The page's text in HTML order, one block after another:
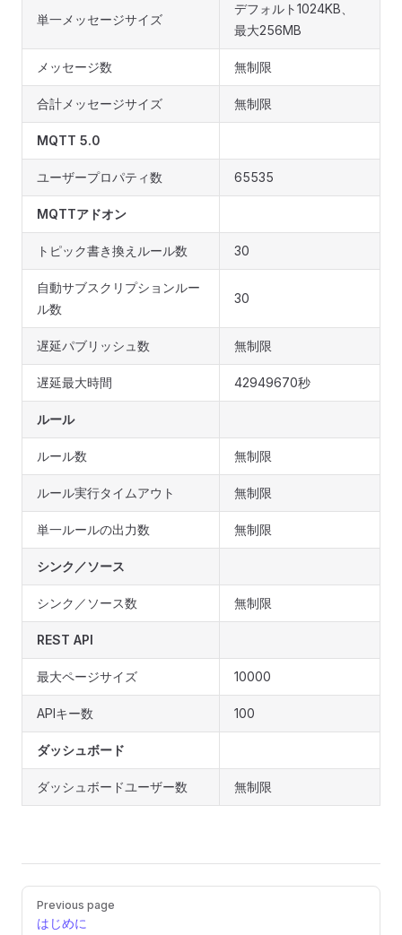
単一メッセージサイズ
デフォルト1024KB、
最大256MB
メッセージ数 無制限
合計メッセージサイズ 無制限
MQTT 5.0
ユーザープロパティ数 65535
MQTTアドオン
トピック書き換えルール数 30
自動サブスクリプションルー
ル数
30
遅延パブリッシュ数 無制限
遅延最大時間 42949670秒
ルール
ルール数 無制限
ルール実行タイムアウト 無制限
単一ルールの出力数 無制限
シンク／ソース
シンク／ソース数 無制限
REST API
最大ページサイズ 10000
APIキー数 100
ダッシュボード
ダッシュボードユーザー数 無制限
Pager
Previous page
はじめに